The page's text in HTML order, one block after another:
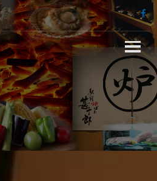
崎駅前の炉端
き居酒屋【駅
炉端 甚十郎】
公式ホームペ
ジ